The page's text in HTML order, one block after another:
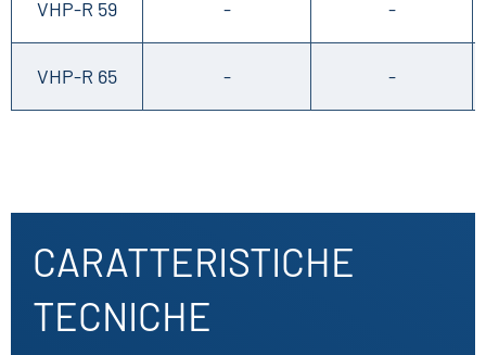
VHP-R 59 - -
VHP-R 65 - -
CARATTERISTICHE
TECNICHE